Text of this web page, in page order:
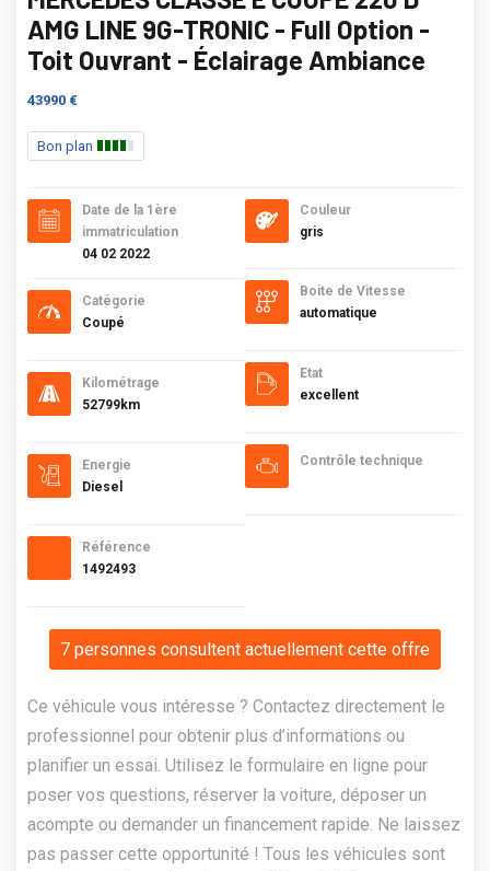
AMG LINE 9G-TRONIC - Full Option -
Toit Ouvrant - Éclairage Ambiance
43990 €
Bon plan
Date de la 1ère
immatriculation
04 02 2022
Catégorie
Coupé
Kilométrage
52799km
Energie
Diesel
Référence
1492493
Couleur
gris
Boite de Vitesse
automatique
Etat
excellent
Contrôle technique
7 personnes consultent actuellement cette offre
Ce véhicule vous intéresse ? Contactez directement le
professionnel pour obtenir plus d’informations ou
planifier un essai. Utilisez le formulaire en ligne pour
poser vos questions, réserver la voiture, déposer un
acompte ou demander un financement rapide. Ne laissez
pas passer cette opportunité ! Tous les véhicules sont